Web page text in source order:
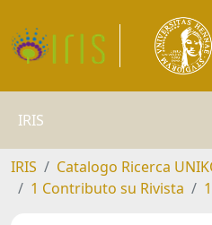
IRIS
IRIS
Catalogo Ricerca
1 Contributo su Rivista